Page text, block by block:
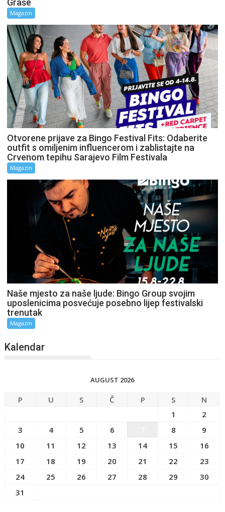
Magazin
Otvorene prijave za Bingo Festival Fits: Odaberite
outfit s omiljenim influencerom i zablistajte na
Crvenom tepihu Sarajevo Film Festivala
Magazin
Naše mjesto za naše ljude: Bingo Group svojim
uposlenicima posvećuje posebno lijep festivalski
trenutak
Magazin
Kalendar
AUGUST 2026
P U S Č P S
N
1
2
3
4 5 6 8
9
10
11 12 13 14 15
16
17
18 19 20 21 22
23
24
25 26 27 28 29
30
31